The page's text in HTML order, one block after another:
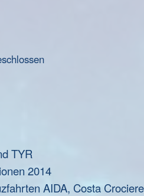
TYR
2014
AIDA, Costa